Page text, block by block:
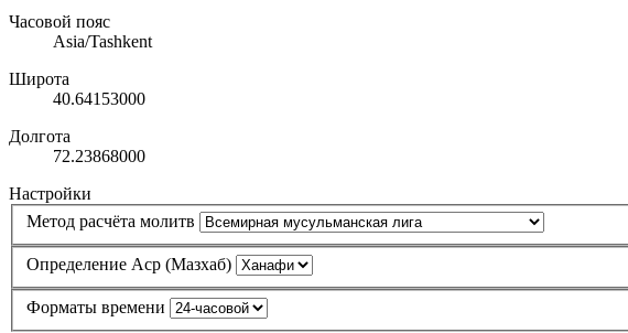
Часовой пояс
Asia/Tashkent
Широта
40.64153000
Долгота
72.23868000
Настройки
Метод расчёта молитв
Определение Аср (Мазхаб)
Форматы времени